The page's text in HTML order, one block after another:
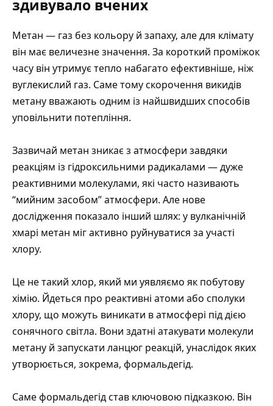
здивувало вчених
Метан — газ без кольору й запаху, але для клімату
він має величезне значення. За короткий проміжок
часу він утримує тепло набагато ефективніше, ніж
вуглекислий газ. Саме тому скорочення викидів
метану вважають одним із найшвидших способів
уповільнити потепління.
Зазвичай метан зникає з атмосфери завдяки
реакціям із гідроксильними радикалами — дуже
реактивними молекулами, які часто називають
“мийним засобом” атмосфери. Але нове
дослідження показало інший шлях: у вулканічній
хмарі метан міг активно руйнуватися за участі
хлору.
Це не такий хлор, який ми уявляємо як побутову
хімію. Йдеться про реактивні атоми або сполуки
хлору, що можуть виникати в атмосфері під дією
сонячного світла. Вони здатні атакувати молекули
метану й запускати ланцюг реакцій, унаслідок яких
утворюється, зокрема, формальдегід.
Саме формальдегід став ключовою підказкою. Він